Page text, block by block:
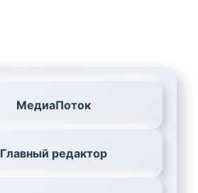
МедиаПоток
Главный редактор